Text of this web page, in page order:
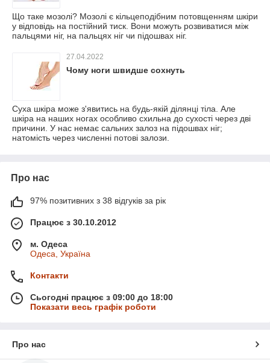
Що таке мозолі? Мозолі є кільцеподібним потовщенням шкіри
у відповідь на постійний тиск. Вони можуть розвиватися між
пальцями ніг, на пальцях ніг чи підошвах ніг.
27.04.2022
Чому ноги швидше сохнуть
Суха шкіра може з'явитись на будь-якій ділянці тіла. Але
шкіра на наших ногах особливо схильна до сухості через дві
причини. У нас немає сальних залоз на підошвах ніг;
натомість через численні потові залози.
Про нас
97% позитивних з 38 відгуків за рік
Працює з 30.10.2012
м. Одеса
Одеса, Україна
Контакти
Сьогодні працює з 09:00 до 18:00
Показати весь графік роботи
Про нас